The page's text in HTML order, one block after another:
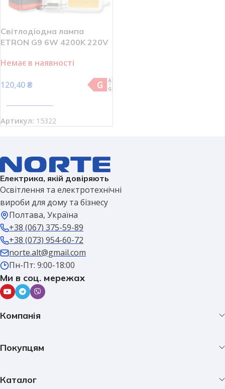
Світлодіодна лампа
ETRON G9 6W 4200K 220V
Немає в наявності
120,40₴
Артикул: 15322
Електрика, якій довіряють
Освітлення та електротехнічні
вироби для дому та бізнесу
Полтава, Україна
+38 (067) 375-59-89
+38 (073) 954-60-72
norte.alt@gmail.com
Пн-Пт: 9:00-18:00
Ми в соц. мережах
Компанія
Покупцям
Каталог